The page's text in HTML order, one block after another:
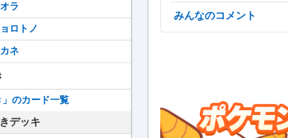
みんなのコメント
ラ
ロトノ
ネ
」のカード一覧
デッキ